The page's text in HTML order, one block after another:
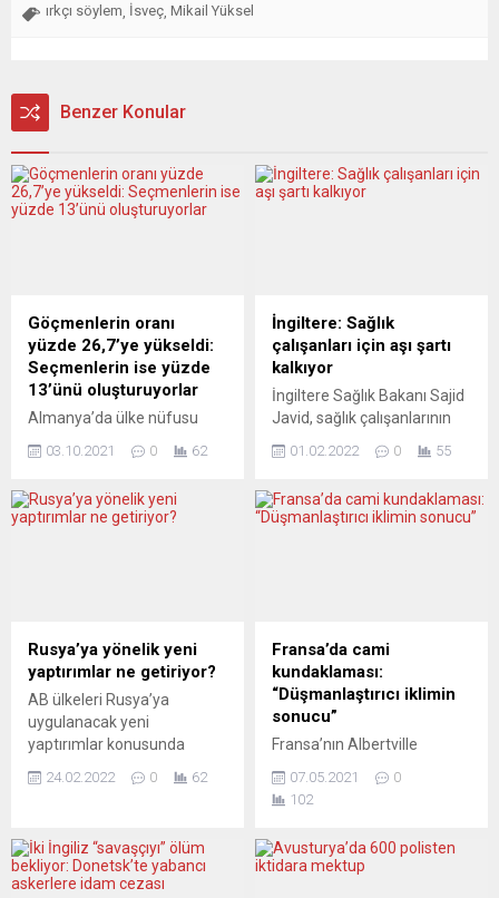
ırkçı söylem İsveç Mikail Yüksel
Benzer Konular
Göçmenlerin oranı
yüzde 26,7’ye yükseldi:
Seçmenlerin ise yüzde
13’ünü oluşturuyorlar
Almanya’da ülke nüfusu
oranına dair son veriler
göçmen kökenliler nüfusun
yüzde 26,7’sini, seçmenlerin
yüzde 26,7’ye yükseldi.
Federal İstatistik Dairesi’nin
açıkladığı 2020 yılı verilerine
göre Federal Almanya’daki
seçmenler arasında
göçmen kökenlilerin oranı
ise yüzde...
03.10.2021 0 62
İngiltere: Sağlık
çalışanları için aşı şartı
kalkıyor
İngiltere Sağlık Bakanı Sajid
Javid, sağlık çalışanlarının
edebilmeleri için Covid-19
kaldıracaklarını bildirdi.
Sajid Javid, Avam
olmadığına” inandığını
söyledi. Uygulamanın
açıklandığı tarihte baskın
olan Delta varyantının yerini
Omicron’a bıraktığını
kaydeden...
01.02.2022 0 55
Rusya’ya yönelik yeni
yaptırımlar ne getiriyor?
AB ülkeleri Rusya’ya
uygulanacak yeni
yaptırımlar konusunda
itibaren bankalar, finans
uygulanmaya başlayacak.
ABD Başkanı Biden da mali
24.02.2022 0 62
Fransa’da cami
kundaklaması:
“Düşmanlaştırıcı iklimin
sonucu”
Fransa’nın Albertville
kundaklanmasının ardından
IGMG Genel Sekreteri Bekir
açıklama yaptı. Altaş,
saldırıyı “düşmanlaştırıcı
07.05.2021
0
102